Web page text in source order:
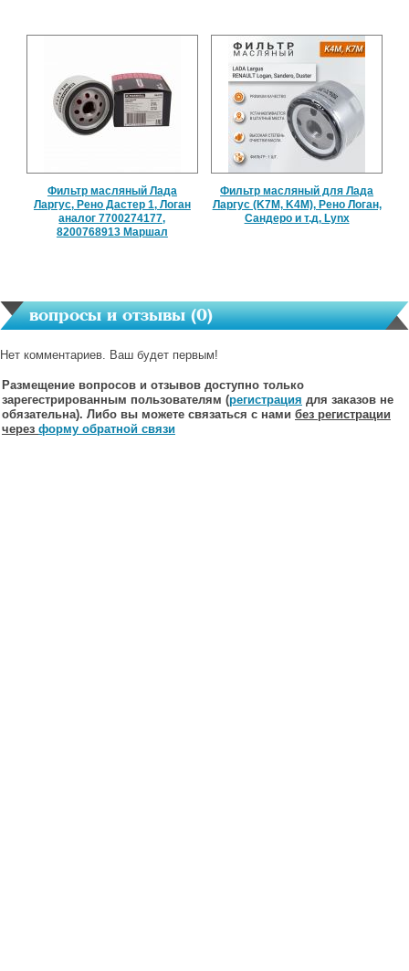
Фильтр масляный Лада
Ларгус, Рено Дастер 1, Логан
аналог 7700274177,
8200768913 Маршал
Фильтр масляный для Лада
Ларгус (K7M, K4M), Рено Логан,
Сандеро и т.д, Lynx
вопросы и отзывы (0)
Нет комментариев. Ваш будет первым!
Размещение вопросов и отзывов доступно только
зарегестрированным пользователям (регистрация для заказов не
обязательна). Либо вы можете связаться с нами без регистрации
через форму обратной связи